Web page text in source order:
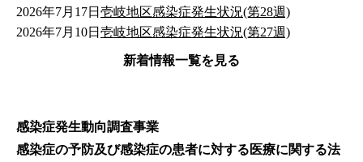
2026年7月17日 壱岐地区感染症発生状況(第28週)
2026年7月10日 壱岐地区感染症発生状況(第27週)
新着情報一覧を見る
感染症発生動向調査事業
感染症の予防及び感染症の患者に対する医療に関する法